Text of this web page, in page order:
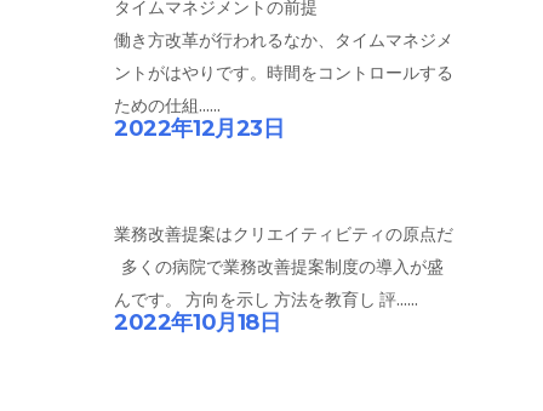
タイムマネジメントの前提
働き方改革が行われるなか、タイムマネジメ
ントがはやりです。時間をコントロールする
ための仕組......
2022年12月23日
業務改善提案はクリエイティビティの原点だ
多くの病院で業務改善提案制度の導入が盛
んです。 方向を示し 方法を教育し 評......
2022年10月18日